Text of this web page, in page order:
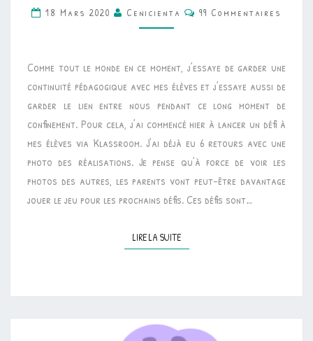
•
DÉFIS
CONFINEMENT
18 Mars 2020 Cenicienta Commentaires
99 Commentaires
Comme tout le monde en ce moment, j’essaye de garder une
continuité pédagogique avec mes élèves et j’essaye aussi de
garder le lien entre nous pendant ce long moment de
confinement. Pour cela, j’ai commencé hier à lancer un défi à
mes élèves via Klassroom. J’ai déjà eu 6 retours avec une
photo des réalisations. Je pense qu’à force de voir les
photos des autres, les parents vont peut-être davantage
jouer le jeu pour les prochains défis. Ces défis sont…
LIRE LA SUITELIRE LA SUITE